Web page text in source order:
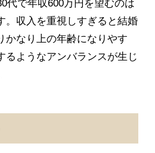
代で年収600万円を望むのは
。収入を重視しすぎると結婚
かなり上の年齢になりやす
るようなアンバランスが生じ